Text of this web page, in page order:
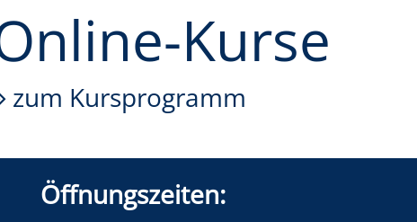
Kurse
zum Kursprogramm
Öffnungszeiten: